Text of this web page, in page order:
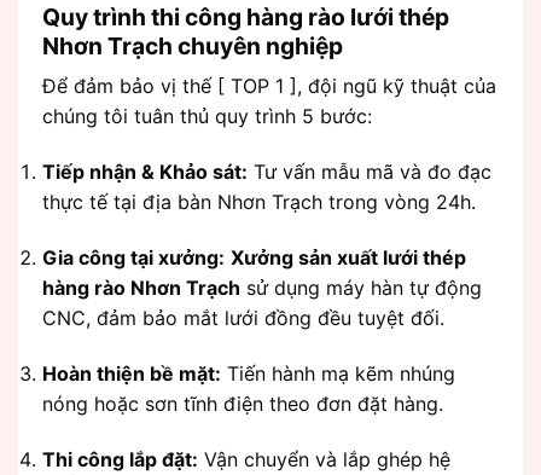
Quy trình thi công hàng rào lưới thép
Nhơn Trạch chuyên nghiệp
Để đảm bảo vị thế [ TOP 1 ], đội ngũ kỹ thuật của
chúng tôi tuân thủ quy trình 5 bước:
Tiếp nhận & Khảo sát: Tư vấn mẫu mã và đo đạc
thực tế tại địa bàn Nhơn Trạch trong vòng 24h.
Gia công tại xưởng: Xưởng sản xuất lưới thép
hàng rào Nhơn Trạch sử dụng máy hàn tự động
CNC, đảm bảo mắt lưới đồng đều tuyệt đối.
Hoàn thiện bề mặt: Tiến hành mạ kẽm nhúng
nóng hoặc sơn tĩnh điện theo đơn đặt hàng.
Thi công lắp đặt: Vận chuyển và lắp ghép hệ